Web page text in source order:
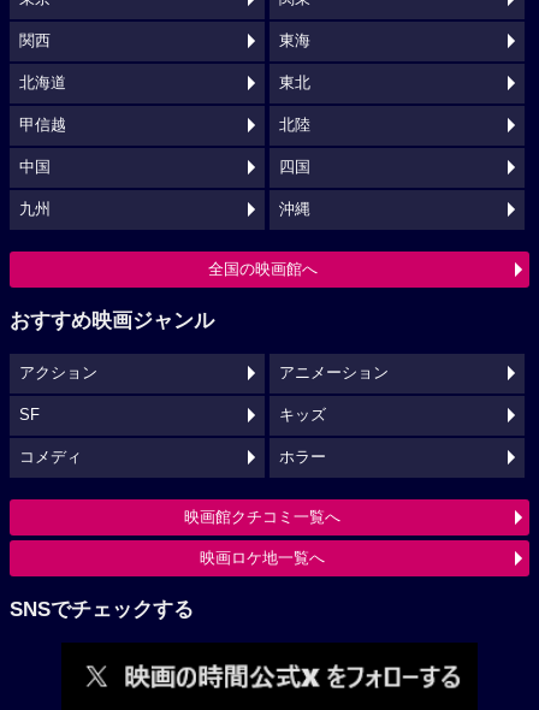
関西 東海
北海道 東北
甲信越 北陸
中国 四国
九州 沖縄
全国の映画館へ
おすすめ映画ジャンル
アクション アニメーション
SF キッズ
コメディ ホラー
映画館クチコミ一覧へ
映画ロケ地一覧へ
SNSでチェックする